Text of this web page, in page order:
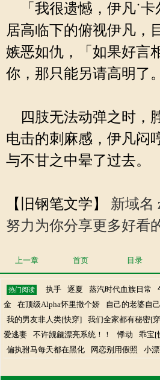
「我很遗憾，伊凡˙卡
居高临下的俯视伊凡，
嫉恶如仇，「如果好言
你，那只能另请高明了
四肢无法动弹之时，
电击的刺麻感，伊凡闷
与不甘之中晕了过去。
【旧钢笔文学】
新域名
努力为你分享更多好看
上一章 首页 目录
热门阅读 执手 逐夏 蒸汽时代血族日常
金
在顶级Alpha怀里撒个娇 自己的老婆自
我的男友非人类[快穿]
我们全家都有秘密[
爱逃妻
不许觊觎漂亮系统！！ 悸动 乖宝[
偏执驸马每天都在黑化
网恋别用假照 小